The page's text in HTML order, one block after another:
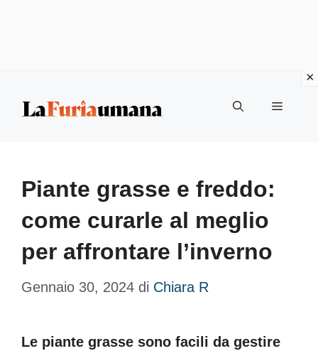
Menu
Piante grasse e freddo:
come curarle al meglio
per affrontare l’inverno
Gennaio 30, 2024 di Chiara R
Le piante grasse sono facili da gestire